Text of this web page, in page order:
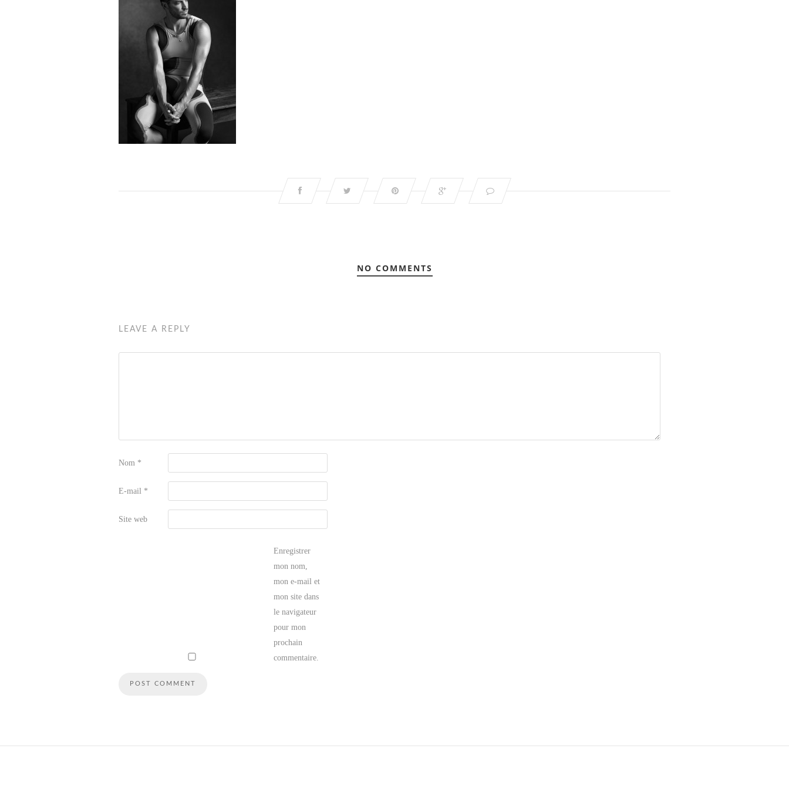
NO COMMENTS
LEAVE A REPLY
Nom *
E-mail *
Site web
Enregistrer
mon nom,
mon e-mail et
mon site dans
le navigateur
pour mon
prochain
commentaire.